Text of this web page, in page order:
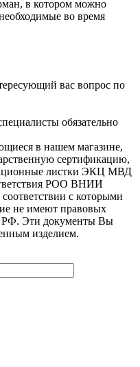
в котором можно
во время
вас вопрос по
обязательно
в нашем магазине,
сертификацию,
листки ЭКЦ МВД
РОО ВНИИ
с которыми
не имеют правовых
РФ. Эти документы Вы
изделием.